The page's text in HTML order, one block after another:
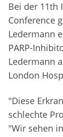
Bei der 11th
Conference
Ledermann
PARP-
Ledermann
London
"Diese
schlechte
"Wir sehen